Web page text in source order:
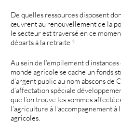
De quelles ressources disposent
œuvrent au renouvellement de la
le secteur est traversé en ce
départs à la retraite ?
Au sein de l’empilement
monde agricole se cache un fonds
d’argent public au nom abscons de
d’affectation spéciale
que l’on trouve les sommes
l’agriculture à l’accompagnement
agricoles.